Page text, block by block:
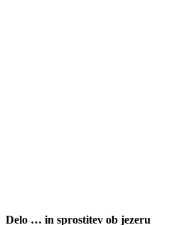
Delo … in sprostitev ob jezeru